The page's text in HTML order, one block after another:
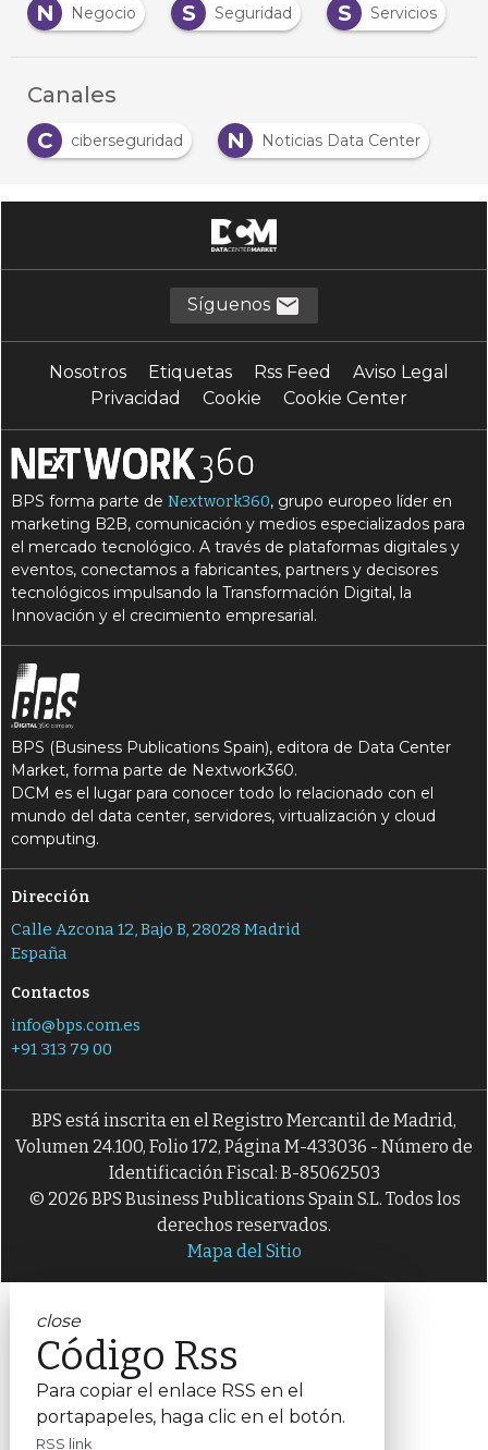
Negocio Seguridad Servicios
Canales
C
ciberseguridad N Noticias Data Center
Síguenos
Nosotros Etiquetas Rss Feed
Aviso Legal
Privacidad
Cookie Cookie Center
BPS forma parte deNextwork360, grupo europeo líder en
marketing B2B, comunicación y medios especializados para
el mercado tecnológico. A través de plataformas digitales y
eventos, conectamos a fabricantes, partners y decisores
tecnológicos impulsando la Transformación Digital, la
Innovación y el crecimiento empresarial.
BPS (Business Publications Spain), editora de Data Center
Market, forma parte de Nextwork360.
DCM es el lugar para conocer todo lo relacionado con el
mundo del data center, servidores, virtualización y cloud
computing.
Dirección
Calle Azcona 12, Bajo B, 28028 Madrid
España
Contactos
info@bps.com.es
+91 313 79 00
BPS está inscrita en el Registro Mercantil de Madrid,
Volumen 24.100, Folio 172, Página M-433036 - Número de
Identificación Fiscal: B-85062503
© 2026 BPS Business Publications Spain S.L. Todos los
derechos reservados.
Mapa del Sitio
close
Código Rss
Para copiar el enlace RSS en el
portapapeles, haga clic en el botón.
RSS link